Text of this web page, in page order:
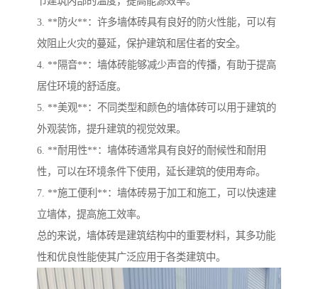
3. **防火**：许多墙体砖具有良好的防火性能，可以有
效阻止火灾的蔓延，保护建筑和居住者的安全。
4. **隔音**：墙体砖能够减少声音的传播，有助于提高
居住环境的舒适度。
5. **美观**：不同类型和颜色的墙体砖可以用于建筑的
外观装饰，提升建筑的视觉效果。
6. **耐用性**：墙体砖通常具有良好的耐候性和耐用
性，可以在环境条件下使用，延长建筑的使用寿命。
7. **施工便利**：墙体砖易于加工和施工，可以快速建
立墙体，提高施工效率。
总的来说，墙体砖是建筑结构中的重要材料，其多功能
性和优良性能使其广泛应用于各类建筑中。